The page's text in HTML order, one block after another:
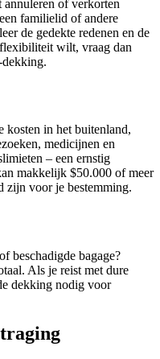
annuleren of verkorten
familielid of andere
de gedekte redenen en de
wilt, vraag dan
dekking.
kosten in het buitenland,
medicijnen en
– een ernstig
makkelijk $50.000 of meer
zijn voor je bestemming.
beschadigde bagage?
Als je reist met dure
dekking nodig voor